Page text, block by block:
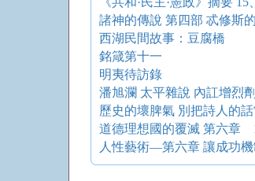
諸神的傳說 第四部 忒修斯
西湖民間故事：豆腐橋
銘箴第十一
明夷待訪錄
潘旭瀾 太平雜說 內訌增烈劑
歷史的壞脾氣 別把詩人的
人性藝術—第六章 讓成功